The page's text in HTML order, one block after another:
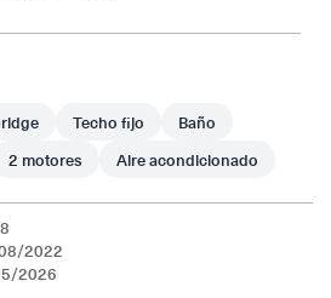
Techo fijo
Baño
2 motores Aire acondicionado
2022
2026